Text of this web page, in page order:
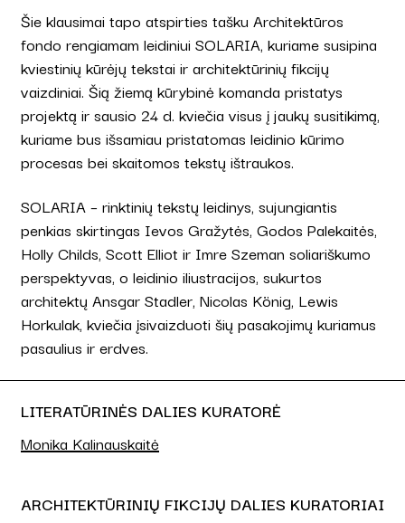
LITERATŪRINĖS DALIES KURATORĖ
Monika Kalinauskaitė
ARCHITEKTŪRINIŲ FIKCIJŲ DALIES KURATORIAI
Šie klausimai tapo atspirties tašku Architektūros
fondo rengiamam leidiniui SOLARIA, kuriame susipina
kviestinių kūrėjų tekstai ir architektūrinių fikcijų
vaizdiniai. Šią žiemą kūrybinė komanda pristatys
projektą ir sausio 24 d. kviečia visus į jaukų susitikimą,
kuriame bus išsamiau pristatomas leidinio kūrimo
procesas bei skaitomos tekstų ištraukos.
SOLARIA – rinktinių tekstų leidinys, sujungiantis
penkias skirtingas Ievos Gražytės, Godos Palekaitės,
Holly Childs, Scott Elliot ir Imre Szeman soliariškumo
perspektyvas, o leidinio iliustracijos, sukurtos
architektų Ansgar Stadler, Nicolas König, Lewis
Horkulak, kviečia įsivaizduoti šių pasakojimų kuriamus
pasaulius ir erdves.